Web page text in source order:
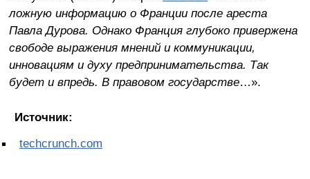
ложную информацию о Франции после ареста
Павла Дурова. Однако Франция глубоко привержена
свободе выражения мнений и коммуникации,
инновациям и духу предпринимательства. Так
будет и впредь. В правовом государстве…».
Источник:
techcrunch.com